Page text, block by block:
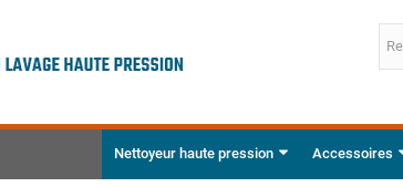
Nettoyeur haute pression Accessoires